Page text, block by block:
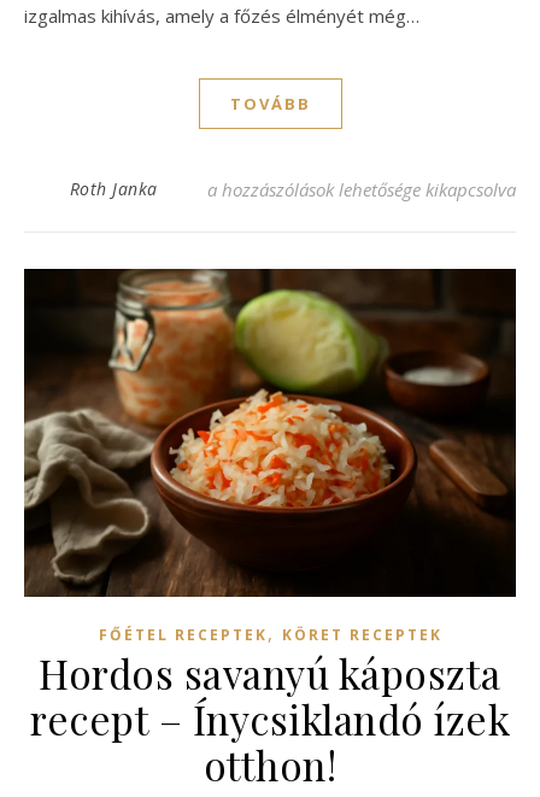
izgalmas kihívás, amely a főzés élményét még…
TOVÁBB
Roth Janka Egyszerű wok receptek: ízletes ételek
a hozzászólások lehetősége kikapcsolva
FŐÉTEL RECEPTEK, KÖRET RECEPTEK
Hordos savanyú káposzta
recept – Ínycsiklandó ízek
otthon!